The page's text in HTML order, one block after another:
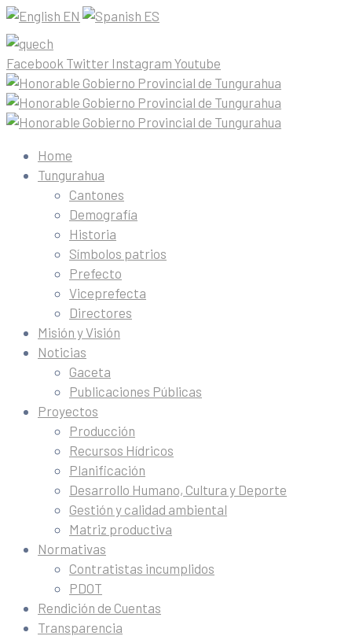
EN ES
Facebook Twitter Instagram Youtube
Home
Tungurahua
Cantones
Demografía
Historia
Símbolos patrios
Prefecto
Viceprefecta
Directores
Misión y Visión
Noticias
Gaceta
Publicaciones Públicas
Proyectos
Producción
Recursos Hídricos
Planificación
Desarrollo Humano, Cultura y Deporte
Gestión y calidad ambiental
Matriz productiva
Normativas
Contratistas incumplidos
PDOT
Rendición de Cuentas
Transparencia